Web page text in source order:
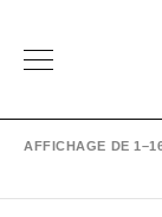
AFFICHAGE DE